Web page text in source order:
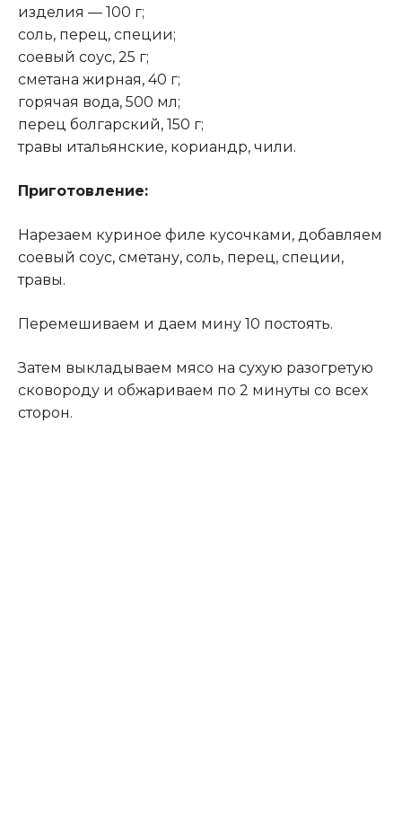
изделия — 100 г;
соль, перец, специи;
соевый соус, 25 г;
сметана жирная, 40 г;
горячая вода, 500 мл;
перец болгарский, 150 г;
травы итальянские, кориандр, чили.
Приготовление:
Нарезаем куриное филе кусочками, добавляем
соевый соус, сметану, соль, перец, специи,
травы.
Перемешиваем и даем мину 10 постоять.
Затем выкладываем мясо на сухую разогретую
сковороду и обжариваем по 2 минуты со всех
сторон.